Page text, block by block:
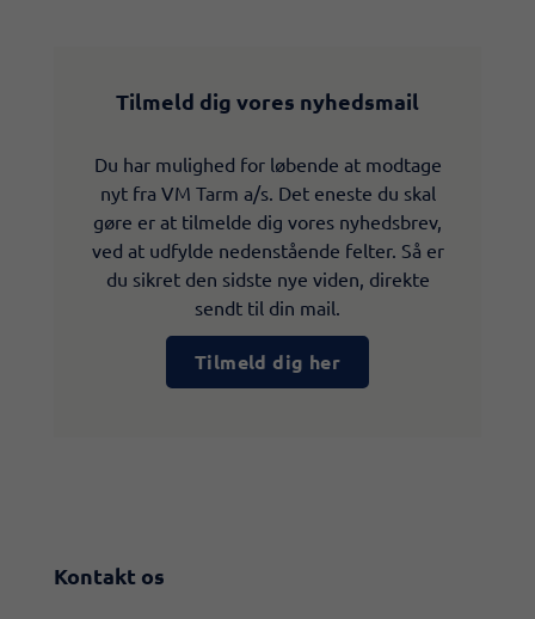
Tilmeld dig vores nyhedsmail
Du har mulighed for løbende at modtage
nyt fra VM Tarm a/s. Det eneste du skal
gøre er at tilmelde dig vores nyhedsbrev,
ved at udfylde nedenstående felter. Så er
du sikret den sidste nye viden, direkte
sendt til din mail.
Tilmeld dig her
Kontakt os